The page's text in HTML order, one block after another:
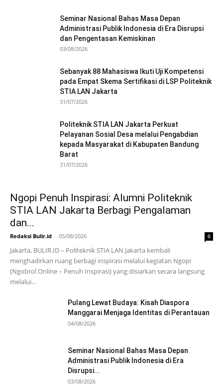
Seminar Nasional Bahas Masa Depan
Administrasi Publik Indonesia di Era Disrupsi
dan Pengentasan Kemiskinan
03/08/2026
Sebanyak 88 Mahasiswa Ikuti Uji Kompetensi
pada Empat Skema Sertifikasi di LSP Politeknik
STIA LAN Jakarta
31/07/2026
Politeknik STIA LAN Jakarta Perkuat
Pelayanan Sosial Desa melalui Pengabdian
kepada Masyarakat di Kabupaten Bandung
Barat
31/07/2026
Ngopi Penuh Inspirasi: Alumni Politeknik
STIA LAN Jakarta Berbagi Pengalaman
dan...
Redaksi Bulir.id - 05/08/2026 0
Jakarta, BULIR.ID – Politeknik STIA LAN Jakarta kembali
menghadirkan ruang berbagi inspirasi melalui kegiatan Ngopi
(Ngobrol Online – Penuh Inspirasi) yang disiarkan secara langsung
melalui...
Pulang Lewat Budaya: Kisah Diaspora
Manggarai Menjaga Identitas di Perantauan
04/08/2026
Seminar Nasional Bahas Masa Depan
Administrasi Publik Indonesia di Era
Disrupsi...
03/08/2026